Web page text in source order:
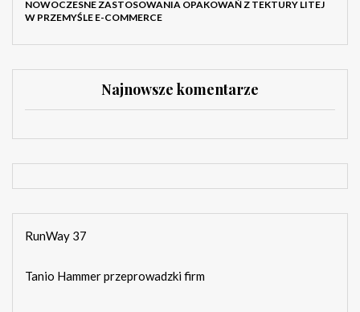
NOWOCZESNE ZASTOSOWANIA OPAKOWAŃ Z TEKTURY LITEJ
W PRZEMYŚLE E-COMMERCE
Najnowsze komentarze
RunWay 37
Tanio Hammer przeprowadzki firm